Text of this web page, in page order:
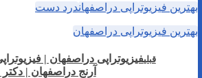
بهترین فیزیوتراپی دراصفهاندرد دست
بهترین فیزیوتراپی دراصفهان
قبلیفیزیوتراپی دراصفهان |
آرنج دراصفهان | دکتر